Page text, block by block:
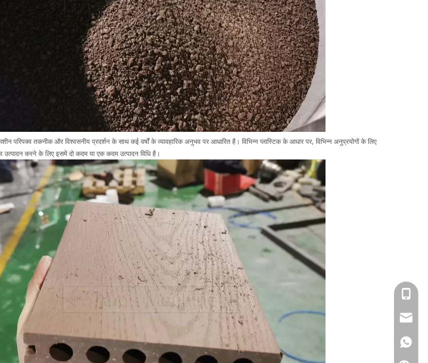
परिपक्व तकनीक और विश्वसनीय प्रदर्शन के साथ कई वर्षों के व्यावहारिक अनुभव पर आधारित है। विभिन्न प्लास्टिक के आधार पर, विभिन्न अनुप्रयोगों के लिए
उत्पादन करने के लिए इसमें दो कदम या एक कदम उत्पादन विधि है।
+86-
+86-